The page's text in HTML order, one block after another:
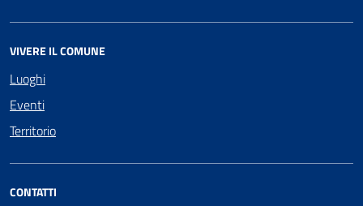
VIVERE IL COMUNE
Luoghi
Eventi
Territorio
CONTATTI